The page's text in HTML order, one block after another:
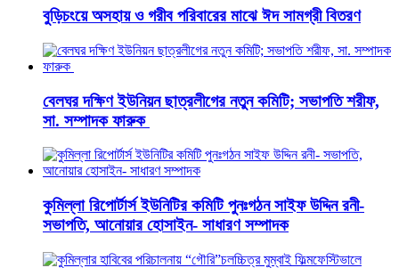
বুড়িচংয়ে অসহায় ও গরীব পরিবারের মাঝে ঈদ সামগ্রী বিতরণ
বেলঘর দক্ষিণ ইউনিয়ন ছাত্রলীগের নতুন কমিটি; সভাপতি শরীফ,
সা. সম্পাদক ফারুক
কুমিল্লা রিপোর্টার্স ইউনিটির কমিটি পুনঃগঠন সাইফ উদ্দিন রনী-
সভাপতি, আনোয়ার হোসাইন- সাধারণ সম্পাদক